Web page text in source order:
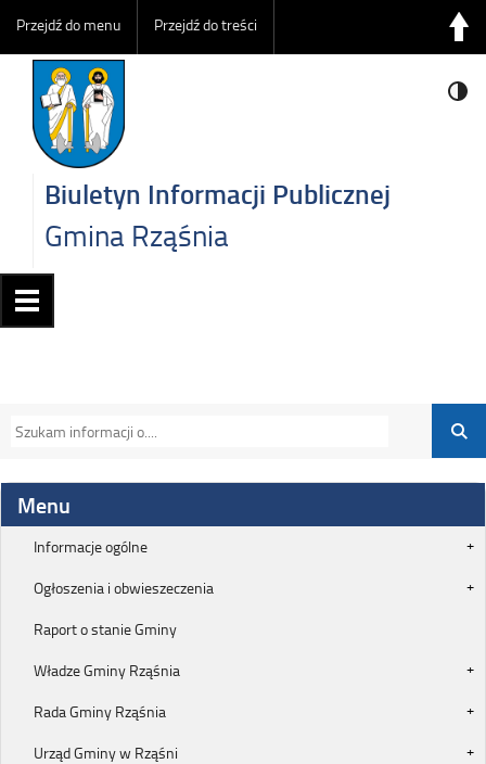
Przejdź do menu Przejdź do treści
Biuletyn Informacji Publicznej
Gmina Rząśnia
Menu
Informacje ogólne
Ogłoszenia i obwieszeczenia
Raport o stanie Gminy
Władze Gminy Rząśnia
Rada Gminy Rząśnia
Urząd Gminy w Rząśni